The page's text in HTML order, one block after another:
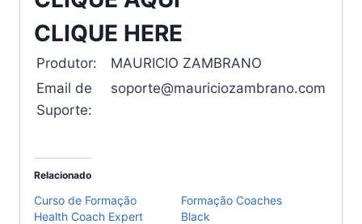
CLIQUE HERE
Produtor:
MAURICIO ZAMBRANO
Email de
Suporte:
soporte@mauriciozambrano.com
Relacionado
Curso de Formação
Health Coach Expert
Formação Coaches
Black